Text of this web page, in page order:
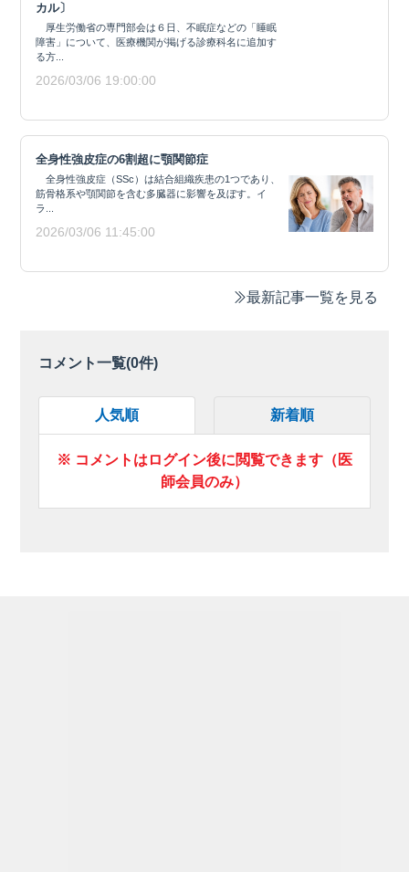
カル〕
厚生労働省の専門部会は６日、不眠症などの「睡眠
障害」について、医療機関が掲げる診療科名に追加す
る方...
2026/03/06 19:00:00
全身性強皮症の6割超に顎関節症
全身性強皮症（SSc）は結合組織疾患の1つであり、
筋骨格系や顎関節を含む多臓器に影響を及ぼす。イ
ラ...
2026/03/06 11:45:00
最新記事一覧を見る
コメント一覧(0件)
人気順 新着順
※ コメントはログイン後に閲覧できます（医
師会員のみ）